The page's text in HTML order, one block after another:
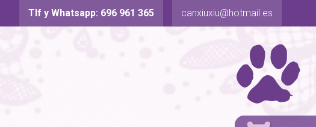
Tlf y Whatsapp: 696 961 365 canxiuxiu@hotmail.es